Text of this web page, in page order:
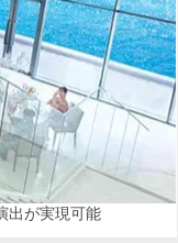
出が実現可能